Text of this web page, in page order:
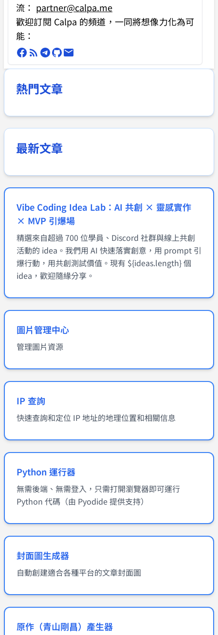
流： partner@calpa.me
歡迎訂閱 Calpa 的頻道，一同將想像力化為可
能：
熱門文章
最新文章
Vibe Coding Idea Lab：AI 共創 × 靈感實作
× MVP 引爆場
精選來自超過 700 位學員、Discord 社群與線上共創
活動的 idea。我們用 AI 快速落實創意，用 prompt 引
爆行動，用共創測試價值。現有 ${ideas.length} 個
idea，歡迎隨緣分享。
圖片管理中心
管理圖片資源
IP 查詢
快速查詢和定位 IP 地址的地理位置和相關信息
Python 運行器
無需後端、無需登入，只需打開瀏覽器即可運行
Python 代碼（由 Pyodide 提供支持）
封面圖生成器
自動創建適合各種平台的文章封面圖
原作（青山剛昌）產生器